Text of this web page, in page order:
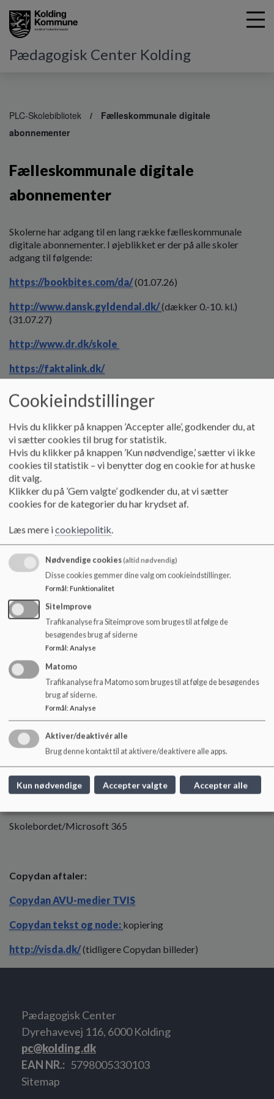
Pædagogisk Center Kolding
PLC-Skolebibliotek
Fælleskommunale digitale
abonnementer
Fælleskommunale digitale
abonnementer
Skolerne har adgang til en lang række fælleskommunale
digitale abonnementer. I øjeblikket er der på alle skoler
adgang til følgende:
https://bookbites.com/da/(01.07.26)
http://www.dansk.gyldendal.dk/(dækker 0.-10. kl.)
(31.07.27)
http://www.dr.dk/skole
https://faktalink.dk/
http://www.filmcentralen.dk/
http://www.grammatip.com(01.07.27) m. dansk diktat,
stavning, staveprøver, engelskprøven
http://www.historie.gyldendal.dk/
http://www.laerit.dk/(små videovejledninger)
https://natur-teknologi1-3.gyldendal.dk/
https://natur-teknologi4-6.gyldendal.dk/
http://www.ordbogen.com/(30.06.28)
http://www.religion.gyldendal.dk/
http://www.samfundsfag.gyldendal.dk/(7.-10. kl.)
(31.07.27)
https://skoledu.dk/
http://skriftligfremstilling.gyldendal.dk/(31.07.27)
Login | Skriv og læs | Gyldendal
http://www.skoletube.dk/
https://mitcfu.dk/
Skolebordet/Microsoft 365
Copydan aftaler:
Copydan AVU-medier TVIS
Copydan tekst og node: kopiering
http://visda.dk/(tidligere Copydan billeder)
Pædagogisk Center
Dyrehavevej 116, 6000 Kolding
pc@kolding.dk
EAN NR.
5798005330103
Sitemap
Cookieindstillinger
Hvis du klikker på knappen ’Accepter alle’, godkender du, at
vi sætter cookies til brug for statistik.
Hvis du klikker på knappen ’Kun nødvendige,’ sætter vi ikke
cookies til statistik – vi benytter dog en cookie for at huske
dit valg.
Klikker du på ’Gem valgte’ godkender du, at vi sætter
cookies for de kategorier du har krydset af.
Læs mere icookiepolitik.
Nødvendige cookies(altid nødvendig)
Disse cookies gemmer dine valg om cookieindstillinger.
Formål: Funktionalitet
SiteImprove
Trafikanalyse fra Siteimprove som bruges til at følge de
besøgendes brug af siderne
Formål : Analyse
Matomo
Trafikanalyse fra Matomo som bruges til at følge de besøgendes
brug af siderne.
Formål: Analyse
Aktiver/deaktivér alle
Brug denne kontakt til at aktivere/deaktivere alle apps.
Kun nødvendige Accepter valgte Accepter alle